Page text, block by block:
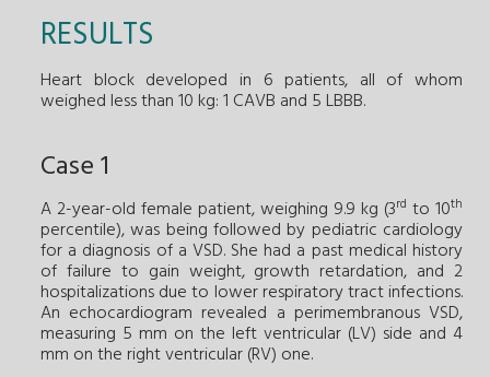
RESULTS
Heart block developed in 6 patients, all of whom
weighed less than 10 kg: 1 CAVB and 5 LBBB.
Case 1
A 2-year-old female patient, weighing 9.9 kg (3rd to 10th
percentile), was being followed by pediatric cardiology
for a diagnosis of a VSD. She had a past medical history
of failure to gain weight, growth retardation, and 2
hospitalizations due to lower respiratory tract infections.
An echocardiogram revealed a perimembranous VSD,
measuring 5 mm on the left ventricular (LV) side and 4
mm on the right ventricular (RV) one.